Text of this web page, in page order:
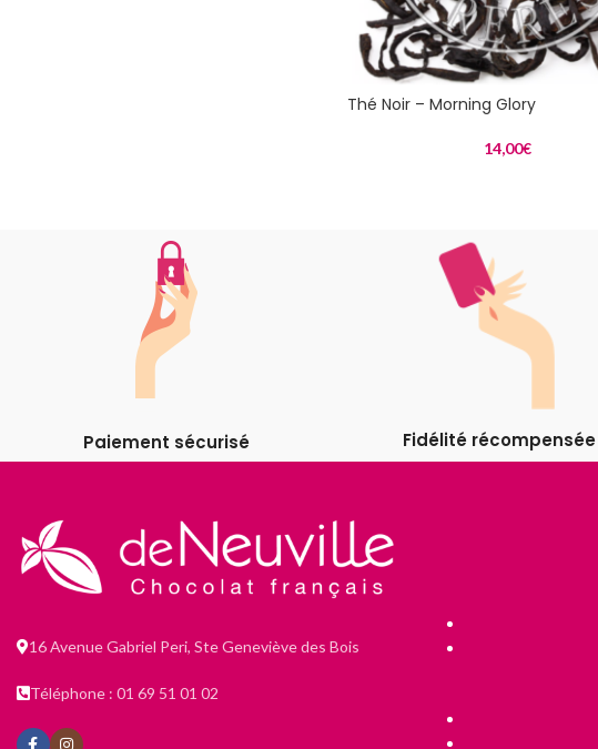
Thé Noir – Morning Glory
14,00€
Paiement sécurisé Fidélité récompensée
16 Avenue Gabriel Peri, Ste Geneviève des Bois
Téléphone : 01 69 51 01 02